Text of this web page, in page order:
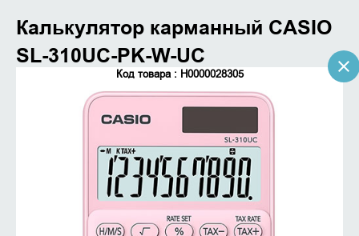
Калькулятор карманный CASIO
SL-310UC-PK-W-UC
Код товара : Н0000028305